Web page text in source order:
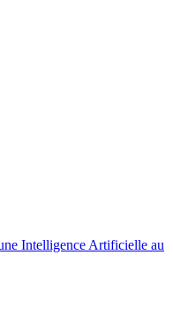
Intelligence Artificielle au